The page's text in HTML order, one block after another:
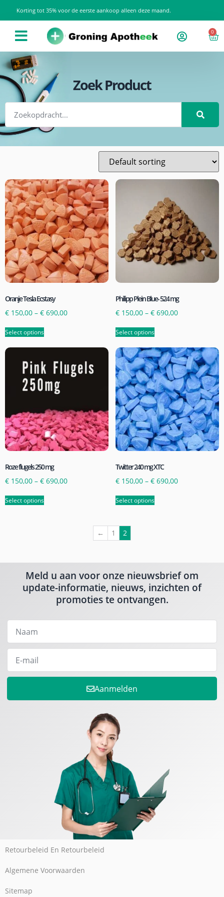
Korting tot 35% voor de eerste aankoop alleen deze maand.
0
Zoek Product
Oranje Tesla Ecstasy
€ 150,00 – € 690,00
Select options
Philipp Plein Blue- 524 mg
€ 150,00 – € 690,00
Select options
Roze flugels 250 mg
€ 150,00 – € 690,00
Select options
Twitter 240 mg XTC
€ 150,00 – € 690,00
Select options
← 1 2
Meld u aan voor onze nieuwsbrief om
update-informatie, nieuws, inzichten of
promoties te ontvangen.
Aanmelden
Retourbeleid En Retourbeleid
Algemene Voorwaarden
Sitemap